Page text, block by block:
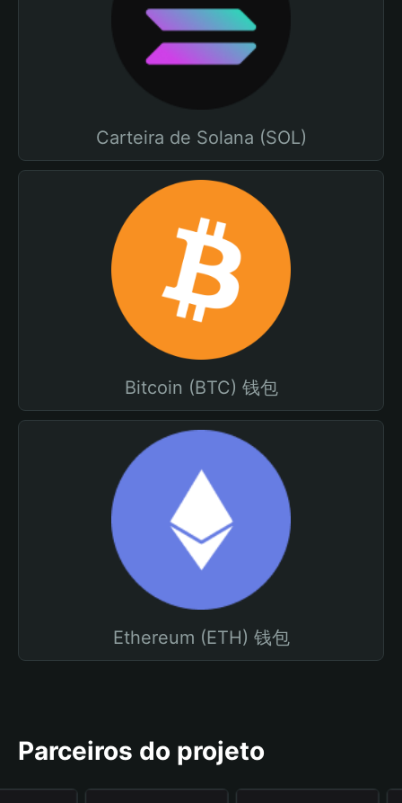
Carteira de Solana (SOL)
Bitcoin (BTC) 钱包
Ethereum (ETH) 钱包
Parceiros do projeto